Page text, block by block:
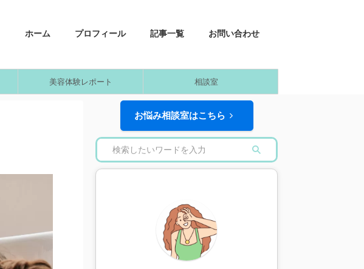
ホーム プロフィール 記事一覧 お問い合わせ
美容体験レポート 相談室
お悩み相談室はこちら